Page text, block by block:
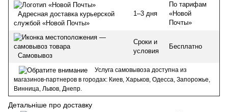
Адресная доставка курьерской
службой «Новой Почты»
1–3 дня
По тарифам
«Новой
Почты»
Самовывоз
Сроки и
условия
Бесплатно
Услуга самовывоза доступна из
магазинов-партнеров в городах: Киев, Харьков, Одесса, Запорожье,
Винница, Львов, Днепр.
Детальніше про доставку